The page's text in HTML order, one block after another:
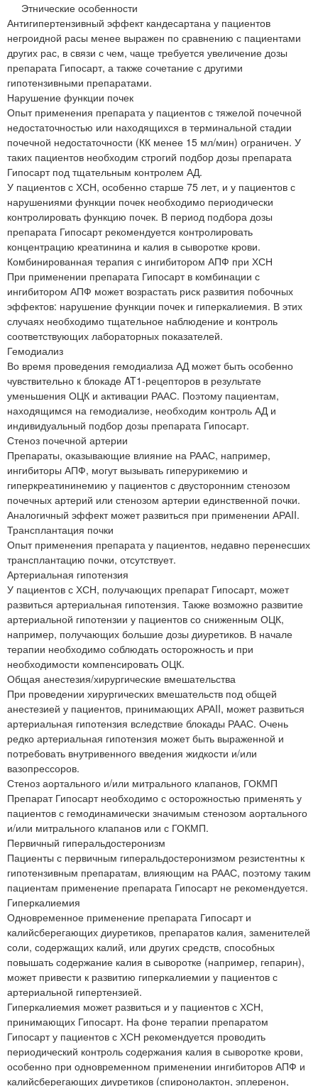
Этнические особенности
Антигипертензивный эффект кандесартана у пациентов
негроидной расы менее выражен по сравнению с пациентами
других рас, в связи с чем, чаще требуется увеличение дозы
препарата Гипосарт, а также сочетание с другими
гипотензивными препаратами.
Нарушение функции почек
Опыт применения препарата у пациентов с тяжелой почечной
недостаточностью или находящихся в терминальной стадии
почечной недостаточности (КК менее 15 мл/мин) ограничен. У
таких пациентов необходим строгий подбор дозы препарата
Гипосарт под тщательным контролем АД.
У пациентов с ХСН, особенно старше 75 лет, и у пациентов с
нарушениями функции почек необходимо периодически
контролировать функцию почек. В период подбора дозы
препарата Гипосарт рекомендуется контролировать
концентрацию креатинина и калия в сыворотке крови.
Комбинированная терапия с ингибитором АПФ при ХСН
При применении препарата Гипосарт в комбинации с
ингибитором АПФ может возрастать риск развития побочных
эффектов: нарушение функции почек и гиперкалиемия. В этих
случаях необходимо тщательное наблюдение и контроль
соответствующих лабораторных показателей.
Гемодиализ
Во время проведения гемодиализа АД может быть особенно
чувствительно к блокаде AT1-рецепторов в результате
уменьшения ОЦК и активации РААС. Поэтому пациентам,
находящимся на гемодиализе, необходим контроль АД и
индивидуальный подбор дозы препарата Гипосарт.
Стеноз почечной артерии
Препараты, оказывающие влияние на РААС, например,
ингибиторы АПФ, могут вызывать гиперурикемию и
гиперкреатининемию у пациентов с двусторонним стенозом
почечных артерий или стенозом артерии единственной почки.
Аналогичный эффект может развиться при применении АРАII.
Трансплантация почки
Опыт применения препарата у пациентов, недавно перенесших
трансплантацию почки, отсутствует.
Артериальная гипотензия
У пациентов с ХСН, получающих препарат Гипосарт, может
развиться артериальная гипотензия. Также возможно развитие
артериальной гипотензии у пациентов со сниженным ОЦК,
например, получающих большие дозы диуретиков. В начале
терапии необходимо соблюдать осторожность и при
необходимости компенсировать ОЦК.
Общая анестезия/хирургические вмешательства
При проведении хирургических вмешательств под общей
анестезией у пациентов, принимающих АРАII, может развиться
артериальная гипотензия вследствие блокады РААС. Очень
редко артериальная гипотензия может быть выраженной и
потребовать внутривенного введения жидкости и/или
вазопрессоров.
Стеноз аортального и/или митрального клапанов, ГОКМП
Препарат Гипосарт необходимо с осторожностью применять у
пациентов с гемодинамически значимым стенозом аортального
и/или митрального клапанов или с ГОКМП.
Первичный гиперальдостеронизм
Пациенты с первичным гиперальдостеронизмом резистентны к
гипотензивным препаратам, влияющим на РААС, поэтому таким
пациентам применение препарата Гипосарт не рекомендуется.
Гиперкалиемия
Одновременное применение препарата Гипосарт и
калийсберегающих диуретиков, препаратов калия, заменителей
соли, содержащих калий, или других средств, способных
повышать содержание калия в сыворотке (например, гепарин),
может привести к развитию гиперкалиемии у пациентов с
артериальной гипертензией.
Гиперкалиемия может развиться и у пациентов с ХСН,
принимающих Гипосарт. На фоне терапии препаратом
Гипосарт у пациентов с ХСН рекомендуется проводить
периодический контроль содержания калия в сыворотке крови,
особенно при одновременном применении ингибиторов АПФ и
калийсберегающих диуретиков (спиронолактон, эплеренон,